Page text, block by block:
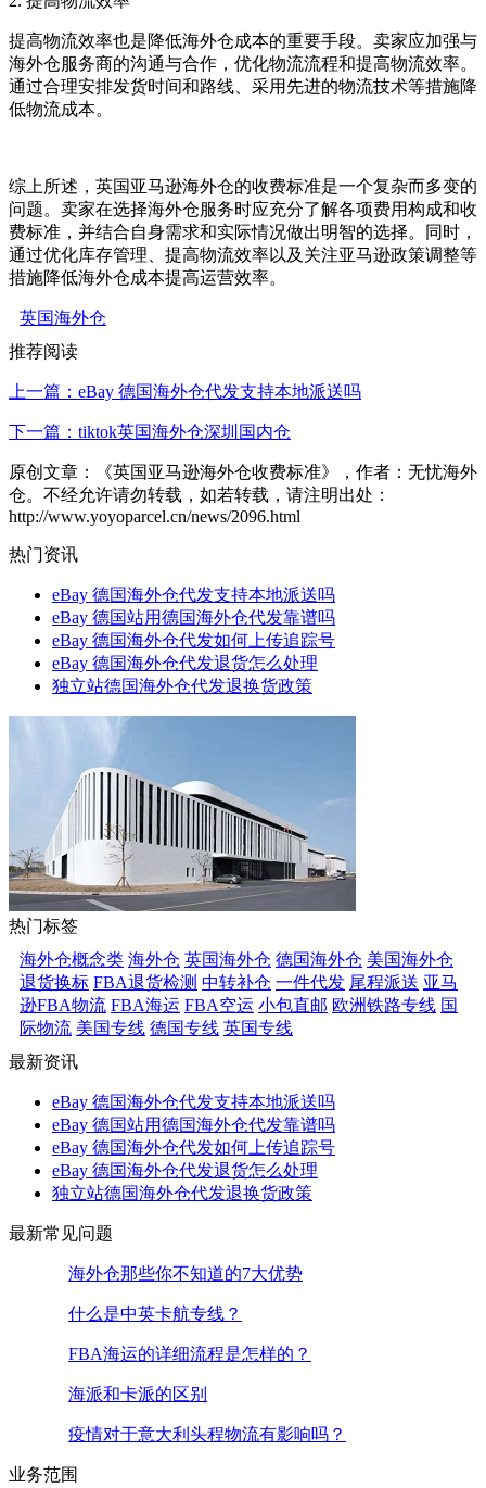
提高物流效率也是降低海外仓成本的重要手段。卖家应加强与
海外仓服务商的沟通与合作，优化物流流程和提高物流效率。
通过合理安排发货时间和路线、采用先进的物流技术等措施降
低物流成本。
综上所述，英国亚马逊海外仓的收费标准是一个复杂而多变的
问题。卖家在选择海外仓服务时应充分了解各项费用构成和收
费标准，并结合自身需求和实际情况做出明智的选择。同时，
通过优化库存管理、提高物流效率以及关注亚马逊政策调整等
措施降低海外仓成本提高运营效率。
英国海外仓
推荐阅读
上一篇：eBay 德国海外仓代发支持本地派送吗
下一篇：tiktok英国海外仓深圳国内仓
原创文章：《英国亚马逊海外仓收费标准》，作者：无忧海外
仓。不经允许请勿转载，如若转载，请注明出处：
http://www.yoyoparcel.cn/news/2096.html
热门资讯
eBay 德国海外仓代发支持本地派送吗
eBay 德国站用德国海外仓代发靠谱吗
eBay 德国海外仓代发如何上传追踪号
eBay 德国海外仓代发退货怎么处理
独立站德国海外仓代发退换货政策
热门标签
海外仓概念类 海外仓 英国海外仓 德国海外仓 美国海外仓
退货换标 FBA退货检测 中转补仓 一件代发 尾程派送 亚马
逊FBA物流 FBA海运 FBA空运 小包直邮 欧洲铁路专线 国
际物流 美国专线 德国专线 英国专线
最新资讯
eBay 德国海外仓代发支持本地派送吗
eBay 德国站用德国海外仓代发靠谱吗
eBay 德国海外仓代发如何上传追踪号
eBay 德国海外仓代发退货怎么处理
独立站德国海外仓代发退换货政策
最新常见问题
海外仓那些你不知道的7大优势
什么是中英卡航专线？
FBA海运的详细流程是怎样的？
海派和卡派的区别
疫情对于意大利头程物流有影响吗？
业务范围